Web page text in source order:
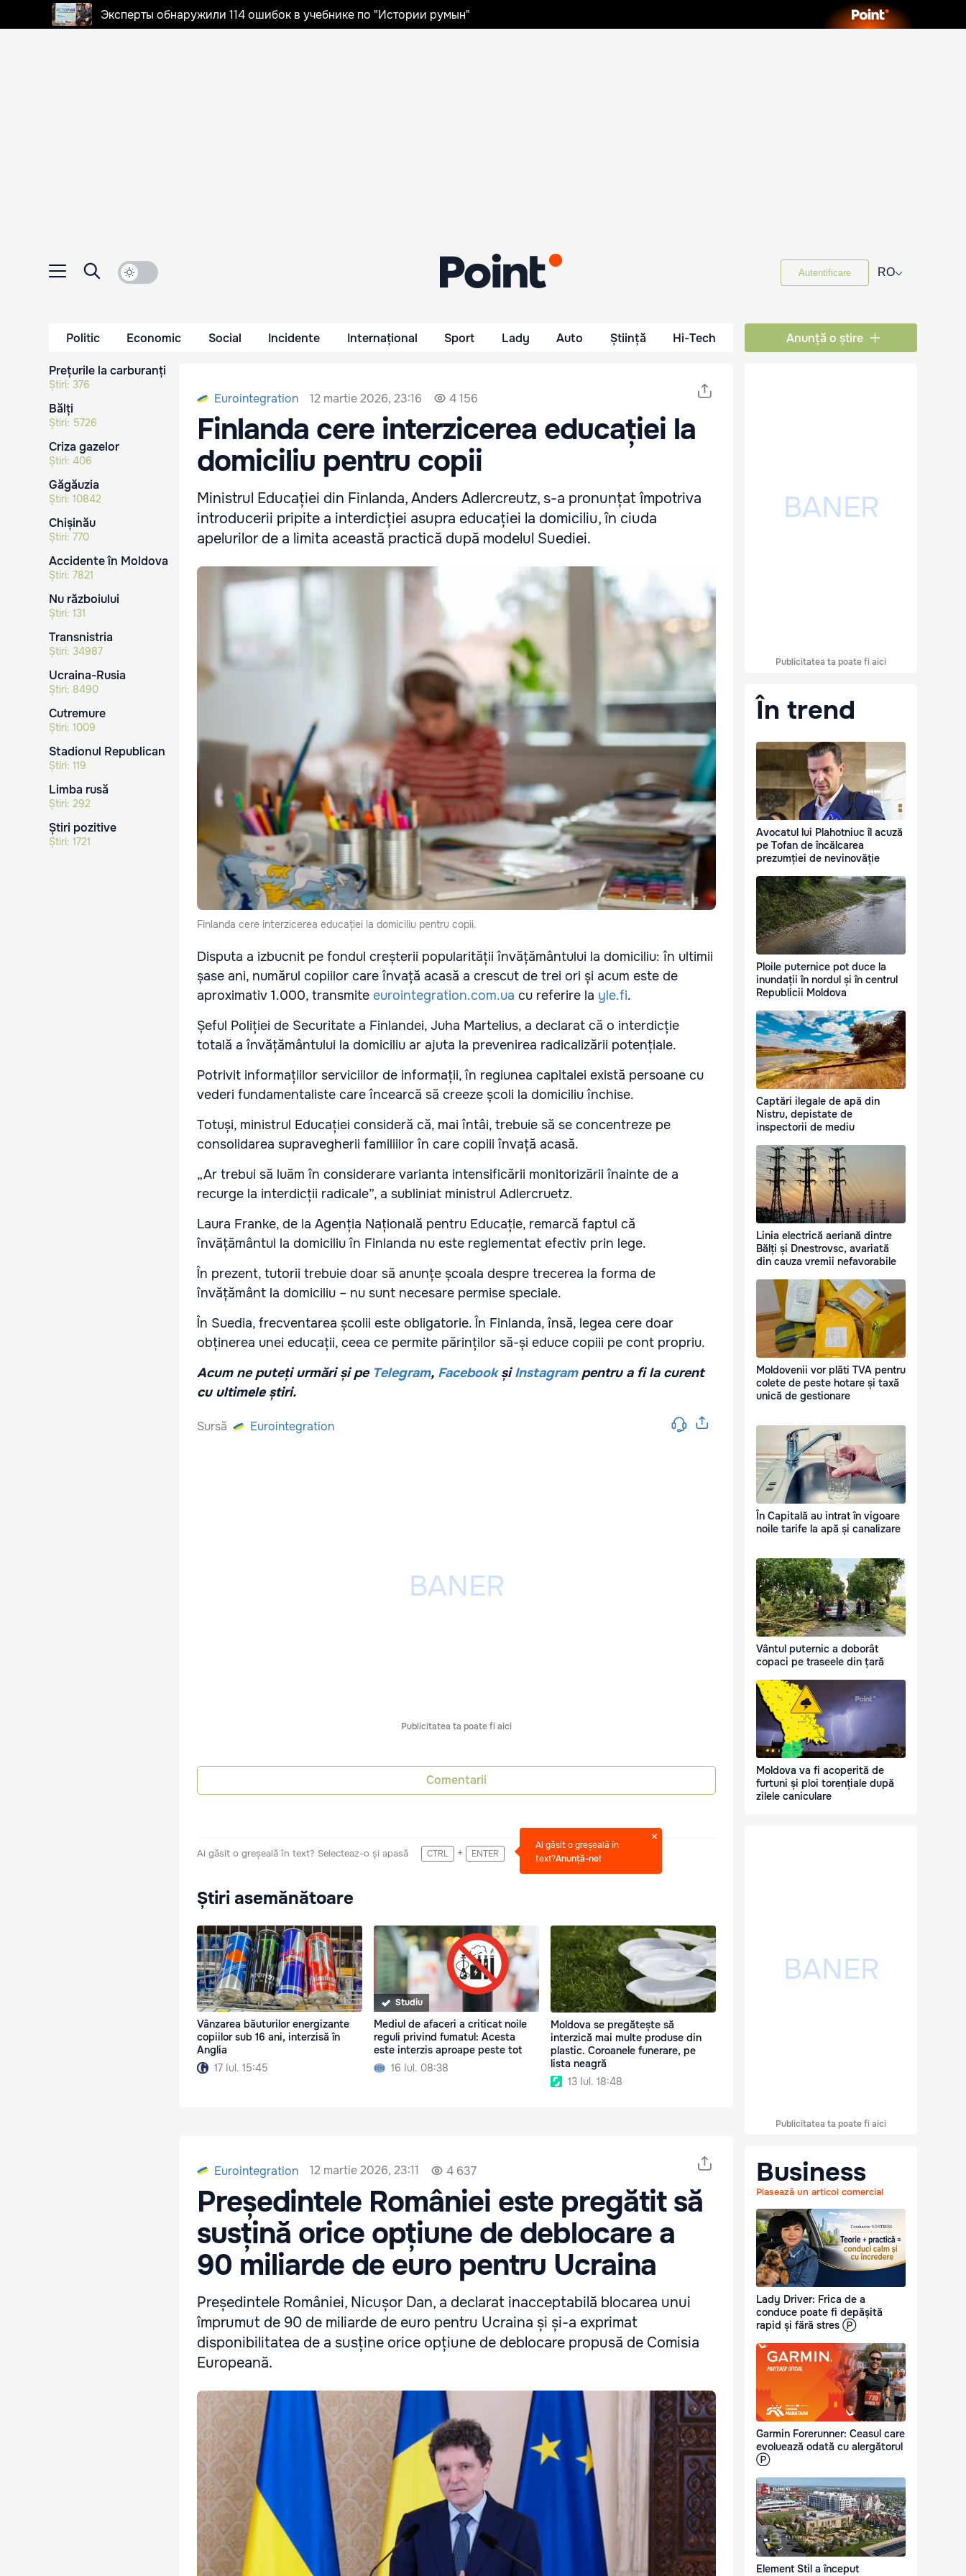
Эксперты обнаружили 114 ошибок в учебнике по "Истории румын"
Autentificare RO⌵
Politic Economic Social Incidente Internațional Sport Lady Auto Știință Hi-Tech Anunță o știre
Prețurile la carburanți
Știri: 376
Bălți
Știri: 5726
Criza gazelor
Știri: 406
Găgăuzia
Știri: 10842
Chișinău
Știri: 770
Accidente în Moldova
Știri: 7821
Nu războiului
Știri: 131
Transnistria
Știri: 34987
Ucraina-Rusia
Știri: 8490
Cutremure
Știri: 1009
Stadionul Republican
Știri: 119
Limba rusă
Știri: 292
Știri pozitive
Știri: 1721
Eurointegration 12 martie 2026, 23:16 4 156
Finlanda cere interzicerea educației la
domiciliu pentru copii
Ministrul Educației din Finlanda, Anders Adlercreutz, s-a pronunțat împotriva
introducerii pripite a interdicției asupra educației la domiciliu, în ciuda
apelurilor de a limita această practică după modelul Suediei.
Finlanda cere interzicerea educației la domiciliu pentru copii.
Disputa a izbucnit pe fondul creșterii popularității învățământului la domiciliu: în ultimii
șase ani, numărul copiilor care învață acasă a crescut de trei ori și acum este de
aproximativ 1.000, transmite eurointegration.com.ua cu referire la yle.fi.
Șeful Poliției de Securitate a Finlandei, Juha Martelius, a declarat că o interdicție
totală a învățământului la domiciliu ar ajuta la prevenirea radicalizării potențiale.
Potrivit informațiilor serviciilor de informații, în regiunea capitalei există persoane cu
vederi fundamentaliste care încearcă să creeze școli la domiciliu închise.
Totuși, ministrul Educației consideră că, mai întâi, trebuie să se concentreze pe
consolidarea supravegherii familiilor în care copiii învață acasă.
„Ar trebui să luăm în considerare varianta intensificării monitorizării înainte de a
recurge la interdicții radicale”, a subliniat ministrul Adlercruetz.
Laura Franke, de la Agenția Națională pentru Educație, remarcă faptul că
învățământul la domiciliu în Finlanda nu este reglementat efectiv prin lege.
În prezent, tutorii trebuie doar să anunțe școala despre trecerea la forma de
învățământ la domiciliu – nu sunt necesare permise speciale.
În Suedia, frecventarea școlii este obligatorie. În Finlanda, însă, legea cere doar
obținerea unei educații, ceea ce permite părinților să-și educe copiii pe cont propriu.
Acum ne puteți urmări și pe Telegram, Facebook șiInstagrampentru a fi la curent
cu ultimele știri.
Sursă Eurointegration
Publicitatea ta poate fi aici
Comentarii
Ai găsit o greșeală în text? Selecteaz-o și apasă CTRL + ENTER
Ai găsit o greșeală în
text?Anunță-ne!
Știri asemănătoare
Vânzarea băuturilor energizante
copiilor sub 16 ani, interzisă în
Anglia
17 Iul. 15:45
Studiu
Mediul de afaceri a criticat noile
reguli privind fumatul: Acesta
este interzis aproape peste tot
16 Iul. 08:38
Moldova se pregătește să
interzică mai multe produse din
plastic. Coroanele funerare, pe
lista neagră
13 Iul. 18:48
Eurointegration 12 martie 2026, 23:11 4 637
Președintele României este pregătit să
susțină orice opțiune de deblocare a
90 miliarde de euro pentru Ucraina
Președintele României, Nicușor Dan, a declarat inacceptabilă blocarea unui
împrumut de 90 de miliarde de euro pentru Ucraina și și-a exprimat
disponibilitatea de a susține orice opțiune de deblocare propusă de Comisia
Europeană.
Publicitatea ta poate fi aici
În trend
Avocatul lui Plahotniuc îl acuză
pe Tofan de încălcarea
prezumției de nevinovăție
Ploile puternice pot duce la
inundații în nordul și în centrul
Republicii Moldova
Captări ilegale de apă din
Nistru, depistate de
inspectorii de mediu
Linia electrică aeriană dintre
Bălți și Dnestrovsc, avariată
din cauza vremii nefavorabile
Moldovenii vor plăti TVA pentru
colete de peste hotare și taxă
unică de gestionare
În Capitală au intrat în vigoare
noile tarife la apă și canalizare
Vântul puternic a doborât
copaci pe traseele din țară
Moldova va fi acoperită de
furtuni și ploi torențiale după
zilele caniculare
Publicitatea ta poate fi aici
Business
Plasează un articol comercial
Lady Driver: Frica de a
conduce poate fi depășită
rapid și fără stres Ⓟ
Garmin Forerunner: Ceasul care
evoluează odată cu alergătorul
Ⓟ
Element Stil a început